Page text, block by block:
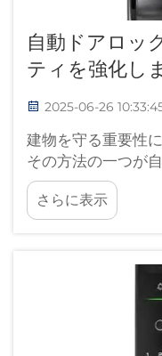
自動ドアロッ
ティを強化し
2025-06-26
建物を守る重要性
その方法の一つが
これらの便利な装
不正侵入を防ぐの
さらに表示